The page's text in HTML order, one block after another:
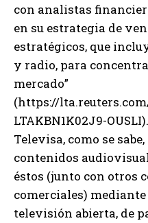
con analistas
en su estrategia de
estratégicos, que
y radio, para
mercado”
(https://
LTAKBN1K02J9-
Televisa, como se
contenidos
éstos (junto con otros
comerciales)
televisión abierta, de